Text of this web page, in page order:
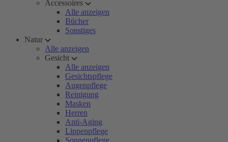
Accessoires
Alle anzeigen
Bücher
Sonstiges
Natur
Alle anzeigen
Gesicht
Alle anzeigen
Gesichtspflege
Augenpflege
Reinigung
Masken
Herren
Anti-Aging
Lippenpflege
Sonnenpflege